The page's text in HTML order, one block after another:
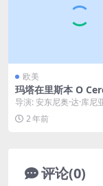
欧美
玛塔在里斯本 O
导演: 安东尼奥·达·库尼
剧: Carlos Frederico ...
2 年前
评论(0)